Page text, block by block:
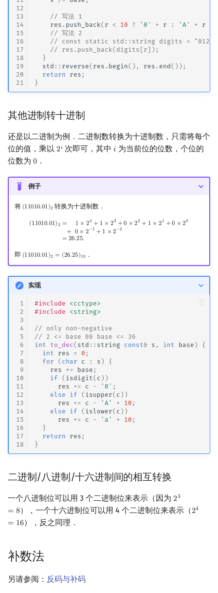
12
13
14
15
16
17
18
19
20
21
// 写法 1
res . push_back( r < 10 ? '0' + r : 'A' + r
// 写法 2
// const static std::string digits =
// res.push_back(digits[r]);
}
std :: reverse( res . begin(), res . end());
return
res ;
}
其他进制转十进制
还是以二进制为例．二进制数转换为十进制数，只需将每个
位的值，乘以 2𝑖
2i 次即可，其中𝑖
i 为当前位的位数，个位的
位数为 0
0 ．
例子
将 (11010.01)2
(11010.01)2 转换为十进制数．
(11010.01)2 = 1 × 24 + 1 × 23 +0 × 22 + 1 × 21 +0 × 20
+ 0 × 2−1 + 1 × 2−2
= 26.25.
11010.01)2=+ 1 4+ 1× 23+ 0× 2 2+1×2 1+ 0× 20=+ 0×2 −1 +1× 2− 2= 26.25
即 (11010.01)2 = (26.25)10
(11010.01)2= (26.25)10 ．
实现
1
2
3
4
5
6
7
8
9
10
11
12
13
14
15
16
17
18
#include
<cctype>
#include
<string>
// only non-negative
// 2 <= base && base <= 36
int
to_dec( std :: string const& s , int base )
{
int
res = 0 ;
for
( char c : s )
{
res
*= base ;
if
( isdigit ( c ))
res
+= c - '0' ;
else
if ( isupper( c ))
res
+= c - 'A' + 10 ;
else
if ( islower( c ))
res
+= c - 'a' + 10 ;
}
return
res ;
}
二进制/八进制/十六进制间的相互转换
一个八进制位可以用 3 个二进制位来表示（因为 23
= 8
23
），一个十六进制位可以用 4 个二进制位来表示（24
= 16
24
），反之同理．
补数法
另请参阅： 反码与补码